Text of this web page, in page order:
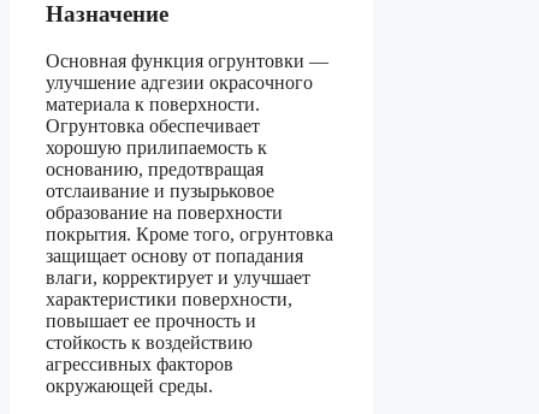
Назначение
Основная функция огрунтовки —
улучшение адгезии окрасочного
материала к поверхности.
Огрунтовка обеспечивает
хорошую прилипаемость к
основанию, предотвращая
отслаивание и пузырьковое
образование на поверхности
покрытия. Кроме того, огрунтовка
защищает основу от попадания
влаги, корректирует и улучшает
характеристики поверхности,
повышает ее прочность и
стойкость к воздействию
агрессивных факторов
окружающей среды.